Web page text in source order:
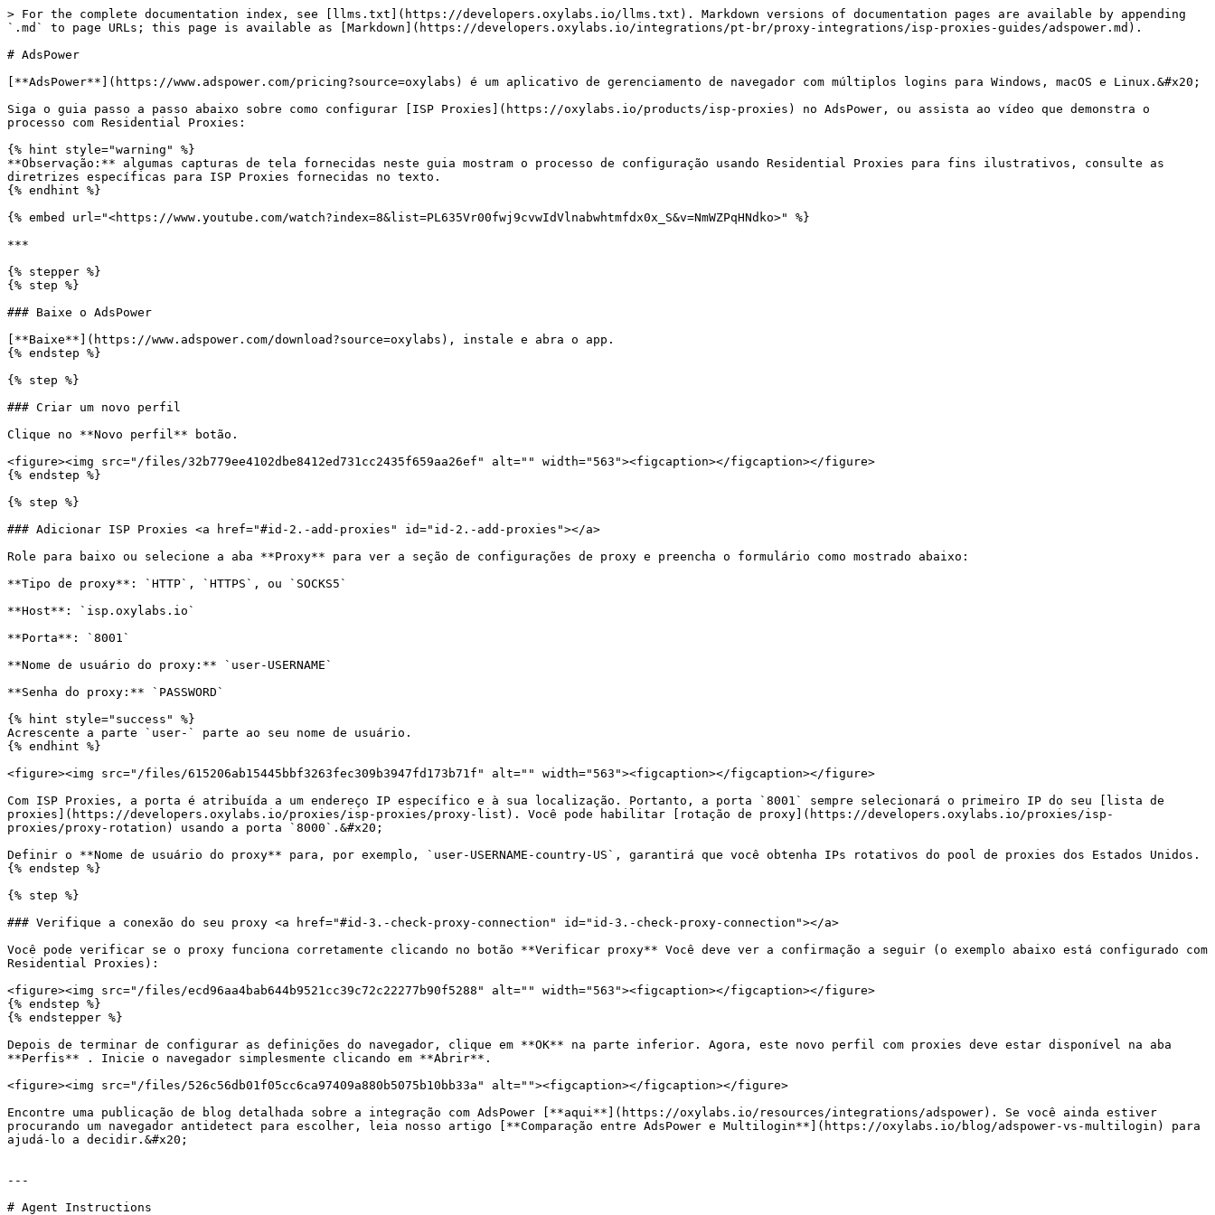
> For the complete documentation index, see [llms.txt](https://developers.oxylabs.io/llms.txt). Markdown versions of documentation pages are available by appending
`.md` to page URLs; this page is available as [Markdown](https://developers.oxylabs.io/integrations/pt-br/proxy-integrations/isp-proxies-guides/adspower.md).
# AdsPower
[**AdsPower**](https://www.adspower.com/pricing?source=oxylabs) é um aplicativo de gerenciamento de navegador com múltiplos logins para Windows, macOS e Linux.&#x20;
Siga o guia passo a passo abaixo sobre como configurar [ISP Proxies](https://oxylabs.io/products/isp-proxies) no AdsPower, ou assista ao vídeo que demonstra o
processo com Residential Proxies:
{% hint style="warning" %}
**Observação:** algumas capturas de tela fornecidas neste guia mostram o processo de configuração usando Residential Proxies para fins ilustrativos, consulte as
diretrizes específicas para ISP Proxies fornecidas no texto.
{% endhint %}
{% embed url="<https://www.youtube.com/watch?index=8&list=PL635Vr00fwj9cvwIdVlnabwhtmfdx0x_S&v=NmWZPqHNdko>" %}
***
{% stepper %}
{% step %}
### Baixe o AdsPower
[**Baixe**](https://www.adspower.com/download?source=oxylabs), instale e abra o app.
{% endstep %}
{% step %}
### Criar um novo perfil
Clique no **Novo perfil** botão.
<figure><img src="/files/32b779ee4102dbe8412ed731cc2435f659aa26ef" alt="" width="563"><figcaption></figcaption></figure>
{% endstep %}
{% step %}
### Adicionar ISP Proxies <a href="#id-2.-add-proxies" id="id-2.-add-proxies"></a>
Role para baixo ou selecione a aba **Proxy** para ver a seção de configurações de proxy e preencha o formulário como mostrado abaixo:
**Tipo de proxy**: `HTTP`, `HTTPS`, ou `SOCKS5`
**Host**: `isp.oxylabs.io`
**Porta**: `8001`
**Nome de usuário do proxy:** `user-USERNAME`
**Senha do proxy:** `PASSWORD`
{% hint style="success" %}
Acrescente a parte `user-` parte ao seu nome de usuário.
{% endhint %}
<figure><img src="/files/615206ab15445bbf3263fec309b3947fd173b71f" alt="" width="563"><figcaption></figcaption></figure>
Com ISP Proxies, a porta é atribuída a um endereço IP específico e à sua localização. Portanto, a porta `8001` sempre selecionará o primeiro IP do seu [lista de
proxies](https://developers.oxylabs.io/proxies/isp-proxies/proxy-list). Você pode habilitar [rotação de proxy](https://developers.oxylabs.io/proxies/isp-
proxies/proxy-rotation) usando a porta `8000`.&#x20;
Definir o **Nome de usuário do proxy** para, por exemplo, `user-USERNAME-country-US`, garantirá que você obtenha IPs rotativos do pool de proxies dos Estados Unidos.
{% endstep %}
{% step %}
### Verifique a conexão do seu proxy <a href="#id-3.-check-proxy-connection" id="id-3.-check-proxy-connection"></a>
Você pode verificar se o proxy funciona corretamente clicando no botão **Verificar proxy** Você deve ver a confirmação a seguir (o exemplo abaixo está configurado com
Residential Proxies):
<figure><img src="/files/ecd96aa4bab644b9521cc39c72c22277b90f5288" alt="" width="563"><figcaption></figcaption></figure>
{% endstep %}
{% endstepper %}
Depois de terminar de configurar as definições do navegador, clique em **OK** na parte inferior. Agora, este novo perfil com proxies deve estar disponível na aba
**Perfis** . Inicie o navegador simplesmente clicando em **Abrir**.
<figure><img src="/files/526c56db01f05cc6ca97409a880b5075b10bb33a" alt=""><figcaption></figcaption></figure>
Encontre uma publicação de blog detalhada sobre a integração com AdsPower [**aqui**](https://oxylabs.io/resources/integrations/adspower). Se você ainda estiver
procurando um navegador antidetect para escolher, leia nosso artigo [**Comparação entre AdsPower e Multilogin**](https://oxylabs.io/blog/adspower-vs-multilogin) para
ajudá-lo a decidir.&#x20;
---
# Agent Instructions